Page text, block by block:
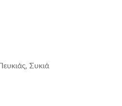
Συκιά